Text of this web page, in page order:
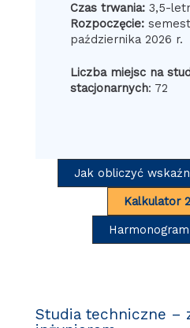
Czas trwania:3,5-
Rozpoczęcie:
października 2026 r.
Liczba miejsc na
stacjonarnych: 72
Jak obliczyć
Kalkulator
Studia techniczne –